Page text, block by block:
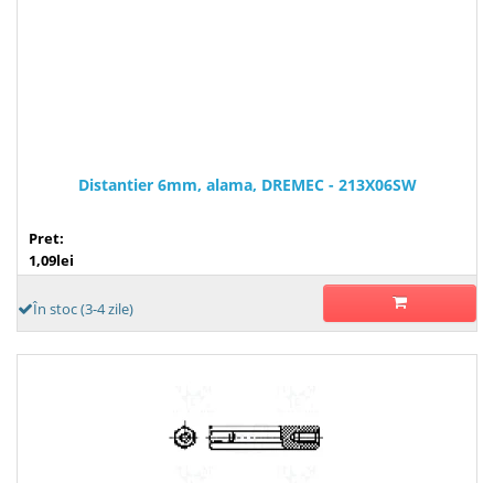
Distantier 6mm, alama, DREMEC - 213X06SW
Pret:
1,09lei
În stoc (3-4 zile)